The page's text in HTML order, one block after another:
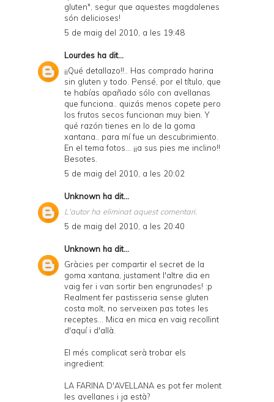
gluten", segur que aquestes magdalenes
són delicioses!
5 de maig del 2010, a les 19:48
Lourdes ha dit...
¡¡Qué detallazo!!.. Has comprado harina
sin gluten y todo. Pensé, por el título, que
te habías apañado sólo con avellanas
que funciona.. quizás menos copete pero
los frutos secos funcionan muy bien. Y
qué razón tienes en lo de la goma
xantana.. para mí fue un descubrimiento.
En el tema fotos... ¡¡a sus pies me inclino!!
Besotes.
5 de maig del 2010, a les 20:02
Unknown ha dit...
L'autor ha eliminat aquest comentari.
5 de maig del 2010, a les 20:40
Unknown ha dit...
Gràcies per compartir el secret de la
goma xantana, justament l'altre dia en
vaig fer i van sortir ben engrunades! :p
Realment fer pastisseria sense gluten
costa molt, no serveixen pas totes les
receptes... Mica en mica en vaig recollint
d'aquí i d'allà.
El més complicat serà trobar els
ingredient:
LA FARINA D'AVELLANA es pot fer molent
les avellanes i ja està?